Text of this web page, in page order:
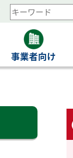
検
索
ワ
ー
事業者向け